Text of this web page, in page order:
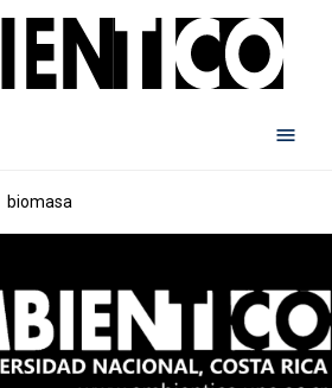
biomasa